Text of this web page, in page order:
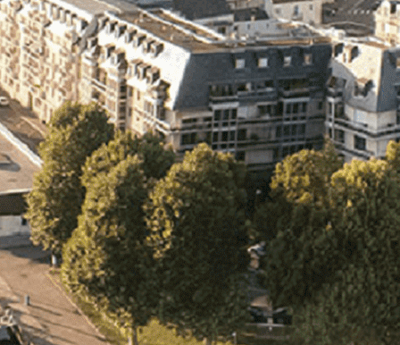
Exporter les lignes sélectionnées
Exporter toutes les colonnes
Exporter uniquement les colonnes affichées
Menu
<
>
- 🎁 Caen on aime, on partage
- 🎉 Les événements AVF
- Activités et Loisirs
Ajoutez un logo, un bouton, des réseaux sociaux
Cliquez pour éditer